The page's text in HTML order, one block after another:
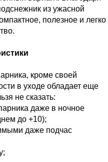
из ужасной
полезное и легко
кроме своей
в уходе обладает еще
не сказать:
даже в ночное
до +10);
даже подчас